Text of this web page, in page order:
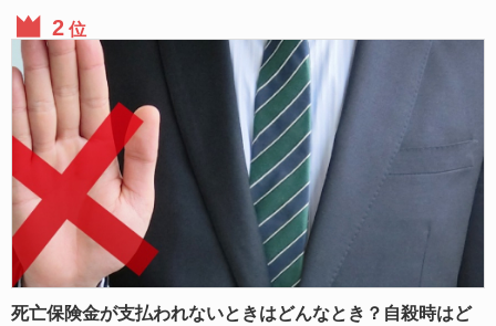
位
死亡保険金が支払われないときはどんなとき？自殺時はど